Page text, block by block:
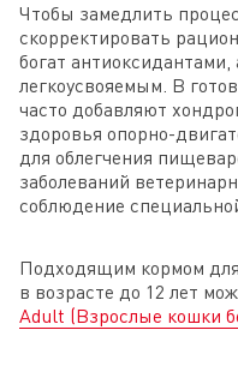
Чтобы замедлить
скорректировать
богат
легкоусвояемым. В
часто добавляют
здоровья опорно-
для облегчения
заболеваний
соблюдение
Подходящим кормом
в возрасте до 12 лет
Adult (Взрослые кошки